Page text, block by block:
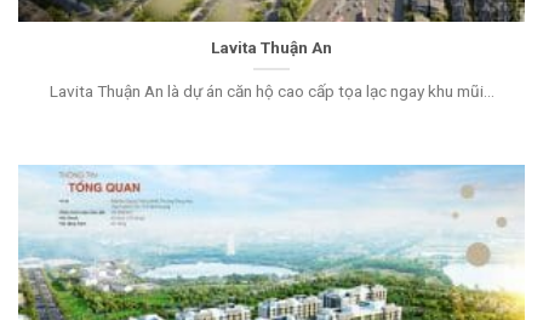
Lavita Thuận An
Lavita Thuận An là dự án căn hộ cao cấp tọa lạc ngay khu mũi...